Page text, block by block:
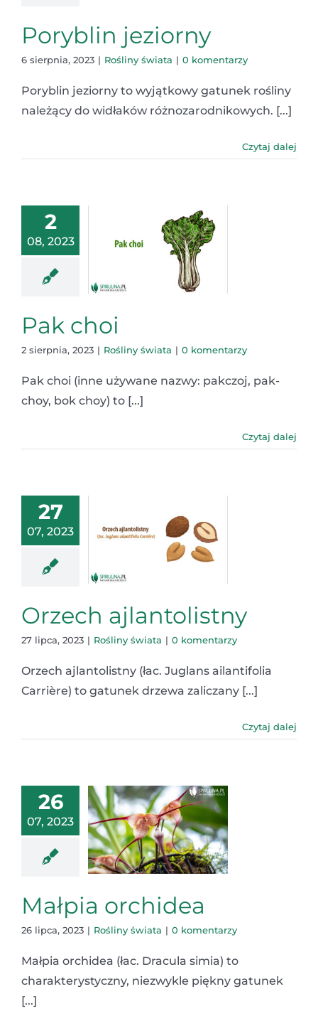
Poryblin jeziorny
6 sierpnia, 2023 | Rośliny świata | 0 komentarzy
Poryblin jeziorny to wyjątkowy gatunek rośliny
należący do widłaków różnozarodnikowych. [...]
Czytaj dalej
2
08, 2023
Pak choi
2 sierpnia, 2023 | Rośliny świata | 0 komentarzy
Pak choi (inne używane nazwy: pakczoj, pak-
choy, bok choy) to [...]
Czytaj dalej
27
07, 2023
Orzech ajlantolistny
27 lipca, 2023 | Rośliny świata | 0 komentarzy
Orzech ajlantolistny (łac. Juglans ailantifolia
Carrière) to gatunek drzewa zaliczany [...]
Czytaj dalej
26
07, 2023
Małpia orchidea
26 lipca, 2023 | Rośliny świata | 0 komentarzy
Małpia orchidea (łac. Dracula simia) to
charakterystyczny, niezwykle piękny gatunek
[...]